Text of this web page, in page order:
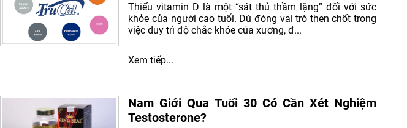
Thiếu vitamin D là một “sát thủ thầm lặng” đối với sức
khỏe của người cao tuổi. Dù đóng vai trò then chốt trong
việc duy trì độ chắc khỏe của xương, đ...
Xem tiếp...
Nam Giới Qua Tuổi 30 Có Cần Xét Nghiệm
Testosterone?